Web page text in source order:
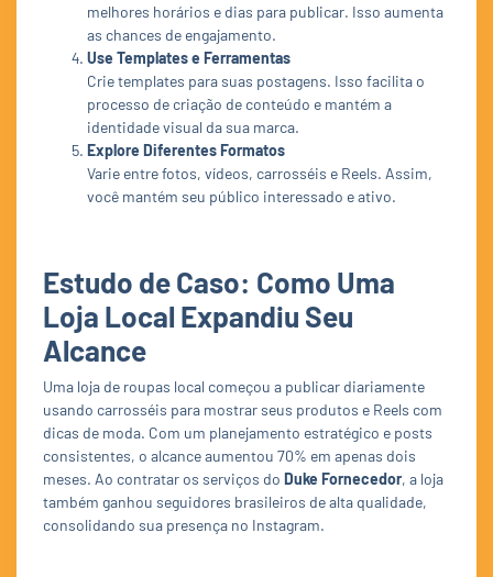
melhores horários e dias para publicar. Isso aumenta
as chances de engajamento.
Use Templates e Ferramentas
Crie templates para suas postagens. Isso facilita o
processo de criação de conteúdo e mantém a
identidade visual da sua marca.
Explore Diferentes Formatos
Varie entre fotos, vídeos, carrosséis e Reels. Assim,
você mantém seu público interessado e ativo.
Estudo de Caso: Como Uma
Loja Local Expandiu Seu
Alcance
Uma loja de roupas local começou a publicar diariamente
usando carrosséis para mostrar seus produtos e Reels com
dicas de moda. Com um planejamento estratégico e posts
consistentes, o alcance aumentou 70% em apenas dois
meses. Ao contratar os serviços do Duke Fornecedor, a loja
também ganhou seguidores brasileiros de alta qualidade,
consolidando sua presença no Instagram.